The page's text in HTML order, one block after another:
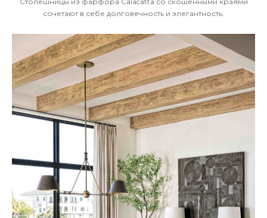
сочетают в себе долговечность и элегантность.